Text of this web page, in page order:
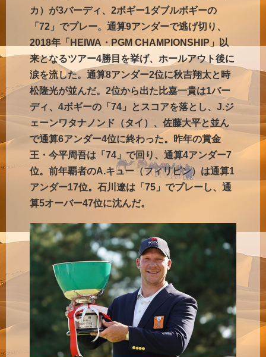
カ）が3バーディ、2ボギー1ダブルボギーの
「72」でプレー。通算9アンダーで逃げ切り、
2018年「HEIWA・PGM CHAMPIONSHIP」以
来となるツアー4勝目を挙げ、ホールアウト後に
涙を流した。通算8アンダー2位に秋吉翔太と時
松隆光が並んだ。2位から出た比嘉一貴は1バー
ディ、4ボギーの「74」とスコアを落とし、J.ジ
ェーンワタナノンド（タイ）、佐藤大平と並ん
で通算6アンダー4位に終わった。昨年の賞金
王・今平周吾は「74」で回り、通算4アンダー7
位。前年覇者のA.キュー（フィリピン）は通算1
アンダー17位。石川遼は「75」でプレーし、通
算5オーバー47位に沈んだ。